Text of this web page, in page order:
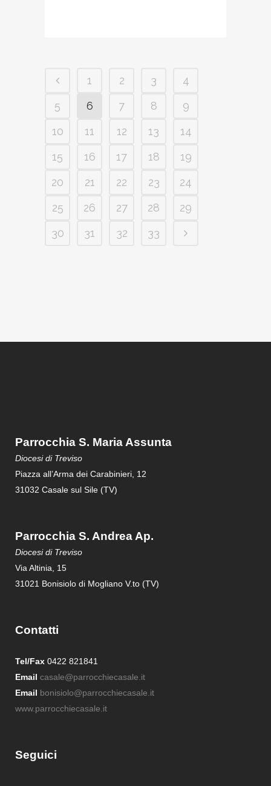
1 2 3
4
5
6 7 8
9
10
11 12 13
14
15
16 17 18
19
20
21 22 23
24
25
26 27 28
29
30
31 32 33
Parrocchia S. Maria Assunta
Diocesi di Treviso
Piazza all’Arma dei Carabinieri, 12
31032 Casale sul Sile (TV)
Parrocchia S. Andrea Ap.
Diocesi di Treviso
Via Altinia, 15
31021 Bonisiolo di Mogliano V.to (TV)
Contatti
Tel/Fax 0422 821841
Email casale@parrocchiecasale.it
Email bonisiolo@parrocchiecasale.it
www.parrocchiecasale.it
Seguici